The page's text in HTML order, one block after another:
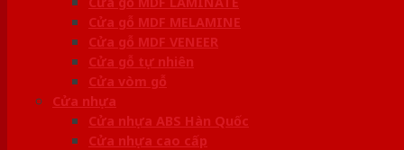
Cửa gỗ MDF MELAMINE
Cửa gỗ MDF VENEER
Cửa gỗ tự nhiên
Cửa vòm gỗ
Cửa nhựa
Cửa nhựa ABS Hàn Quốc
Cửa nhựa cao cấp